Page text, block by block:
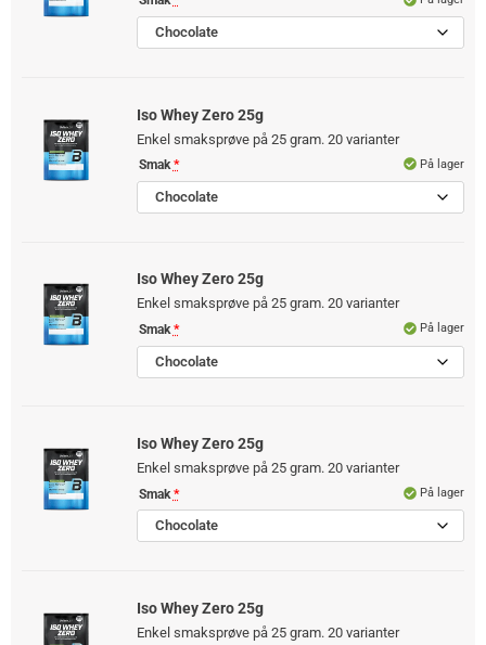
Chocolate
Iso Whey Zero 25g
Enkel smaksprøve på 25 gram. 20 varianter
Smak*
Chocolate
På lager
Iso Whey Zero 25g
Enkel smaksprøve på 25 gram. 20 varianter
Smak*
Chocolate
På lager
Iso Whey Zero 25g
Enkel smaksprøve på 25 gram. 20 varianter
Smak *
Chocolate
På lager
Iso Whey Zero 25g
Enkel smaksprøve på 25 gram. 20 varianter